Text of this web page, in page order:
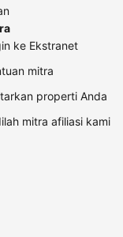
ke Ekstranet
mitra
properti Anda
mitra afiliasi kami